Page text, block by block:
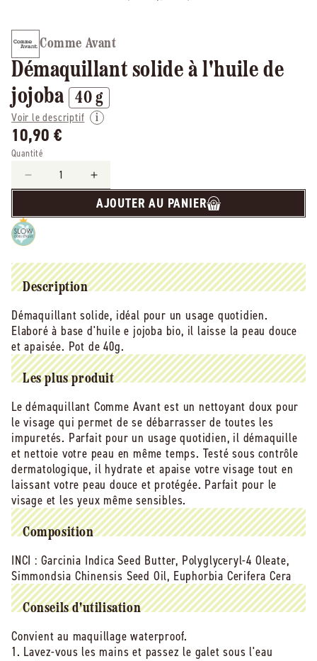
Comme Avant
Démaquillant solide à l'huile de
jojoba
40 g
Voir le descriptif
10,90 €
Quantité
Réduire
de
Comme
-
-
solide
à
l&#39;huile
de
jojoba
40
g
Augmenter
la
quantité
-
-
solide
à
l&#39;huile
de
jojoba
40
g
AJOUTER AU PANIER
Description
Démaquillant solide, idéal pour un usage quotidien.
Elaboré à base d'huile e jojoba bio, il laisse la peau douce
et apaisée. Pot de 40g.
Les plus produit
Le démaquillant Comme Avant est un nettoyant doux pour
le visage qui permet de se débarrasser de toutes les
impuretés. Parfait pour un usage quotidien, il démaquille
et nettoie votre peau en même temps. Testé sous contrôle
dermatologique, il hydrate et apaise votre visage tout en
laissant votre peau douce et protégée. Parfait pour le
visage et les yeux même sensibles.
Composition
INCI : Garcinia Indica Seed Butter, Polyglyceryl-4 Oleate,
Simmondsia Chinensis Seed Oil, Euphorbia Cerifera Cera
Conseils d'utilisation
Convient au maquillage waterproof.
1. Lavez-vous les mains et passez le galet sous l'eau